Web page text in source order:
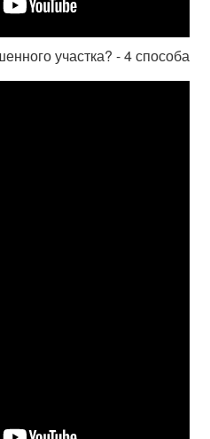
участка? - 4 способа